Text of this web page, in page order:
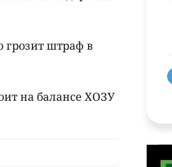
штраф в
на балансе ХОЗУ